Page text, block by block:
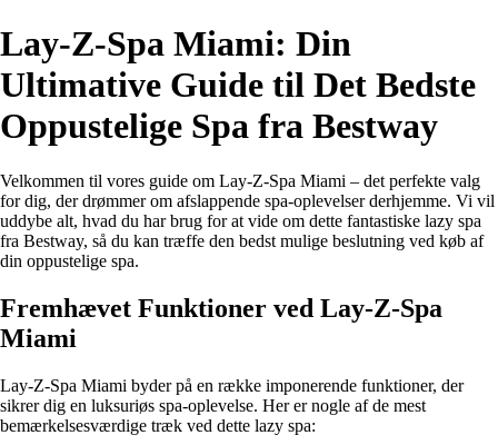
Lay-Z-Spa Miami: Din
Ultimative Guide til Det Bedste
Oppustelige Spa fra Bestway
Velkommen til vores guide om Lay-Z-Spa Miami – det perfekte valg
for dig, der drømmer om afslappende spa-oplevelser derhjemme. Vi vil
uddybe alt, hvad du har brug for at vide om dette fantastiske lazy spa
fra Bestway, så du kan træffe den bedst mulige beslutning ved køb af
din oppustelige spa.
Fremhævet Funktioner ved Lay-Z-Spa
Miami
Lay-Z-Spa Miami byder på en række imponerende funktioner, der
sikrer dig en luksuriøs spa-oplevelse. Her er nogle af de mest
bemærkelsesværdige træk ved dette lazy spa: